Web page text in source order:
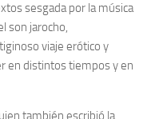
sesgada por la música
son jarocho,
viaje erótico y
en distintos tiempos y en
también escribió la